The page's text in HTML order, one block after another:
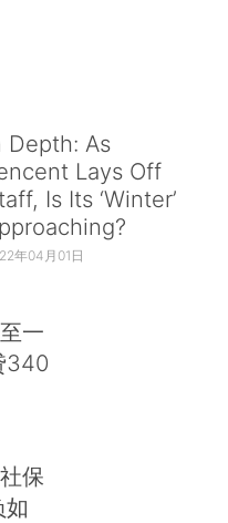
Depth: As
Lays Off
Is Its ‘Winter’
年04月01日
一
340
保